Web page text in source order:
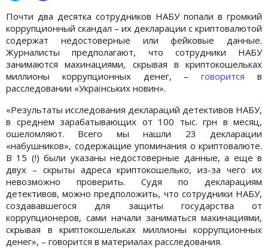
Почти два десятка сотрудников НАБУ попали в громкий
коррупционный скандал – их декларации с криптовалютой
содержат недостоверные или фейковые данные.
Журналисты предполагают, что сотрудники НАБУ
занимаются махинациями, скрывая в криптокошельках
миллионы коррупционных денег, –говорится в
расследовании «Українських новин».
«Результаты исследования деклараций детективов НАБУ,
в среднем зарабатывающих от 100 тыс. грн в месяц,
ошеломляют. Всего мы нашли 23 декларации
«набушников», содержащие упоминания о криптовалюте.
В 15 (!) были указаны недостоверные данные, а еще в
двух – скрыты адреса криптокошелько, из-за чего их
невозможно проверить. Судя по декларациям
детективов, можно предположить, что сотрудники НАБУ,
создававшегося для защиты государства от
коррупционеров, сами начали заниматься махинациями,
скрывая в криптокошельках миллионы коррупционных
денег», – говорится в материалах расследования.